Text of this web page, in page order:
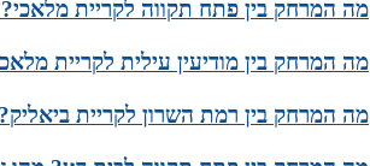
מה המרחק בין פתח תקווה לקריית מלאכי?
מה המרחק בין מודיעין עילית לקריית
מה המרחק בין רמת השרון לקריית